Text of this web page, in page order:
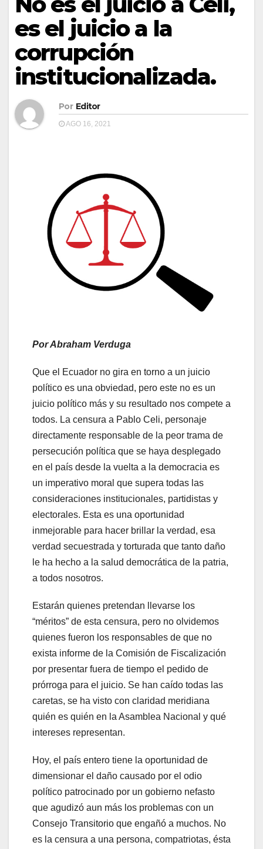
es el juicio a la
corrupción
institucionalizada.
Por Editor
AGO 16, 2021
Por Abraham Verduga
Que el Ecuador no gira en torno a un juicio
político es una obviedad, pero este no es un
juicio político más y su resultado nos compete a
todos. La censura a Pablo Celi, personaje
directamente responsable de la peor trama de
persecución política que se haya desplegado
en el país desde la vuelta a la democracia es
un imperativo moral que supera todas las
consideraciones institucionales, partidistas y
electorales. Esta es una oportunidad
inmejorable para hacer brillar la verdad, esa
verdad secuestrada y torturada que tanto daño
le ha hecho a la salud democrática de la patria,
a todos nosotros.
Estarán quienes pretendan llevarse los
“méritos” de esta censura, pero no olvidemos
quienes fueron los responsables de que no
exista informe de la Comisión de Fiscalización
por presentar fuera de tiempo el pedido de
prórroga para el juicio. Se han caído todas las
caretas, se ha visto con claridad meridiana
quién es quién en la Asamblea Nacional y qué
intereses representan.
Hoy, el país entero tiene la oportunidad de
dimensionar el daño causado por el odio
político patrocinado por un gobierno nefasto
que agudizó aun más los problemas con un
Consejo Transitorio que engañó a muchos. No
es la censura a una persona, compatriotas, ésta